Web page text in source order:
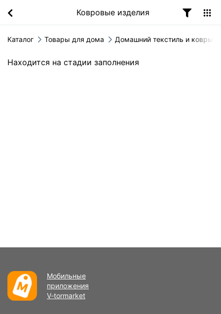
Ковровые изделия
Каталог Товары для дома Домашний текстиль и ковры
Находится на стадии заполнения
Мобильные
приложения
V-tormarket